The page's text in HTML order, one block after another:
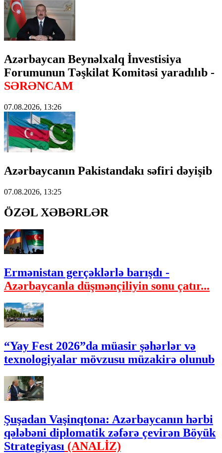
Azərbaycan Beynəlxalq İnvestisiya
Forumunun Təşkilat Komitəsi yaradılıb -
SƏRƏNCAM
07.08.2026, 13:26
Azərbaycanın Pakistandakı səfiri dəyişib
07.08.2026, 13:25
ÖZƏL XƏBƏRLƏR
Ermənistan gerçəklərlə barışdı -
Azərbaycanla düşmənçiliyin sonu çatır...
“Yay Fest 2026”da müasir şəhərlər və
texnologiyalar mövzusu müzakirə olunub
Şuşadan Vaşinqtona: Azərbaycanın hərbi
qələbəni diplomatik zəfərə çevirən Böyük
Strategiyası (ANALİZ)